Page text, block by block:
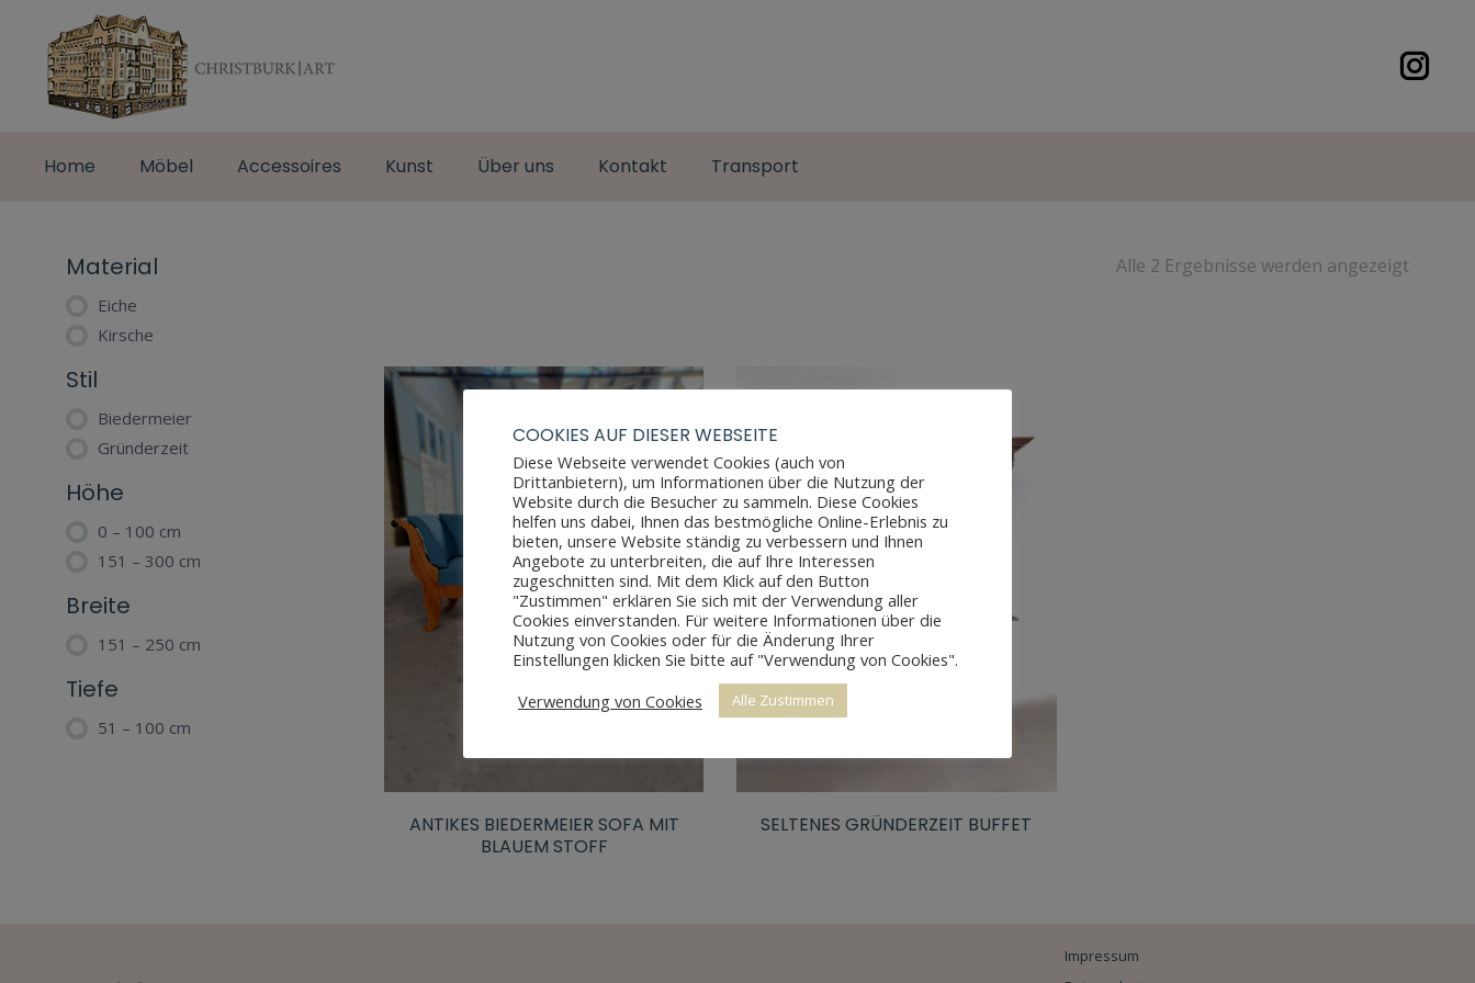
Home Möbel Accessoires Kunst Über uns Kontakt Transport
Alle 2 Ergebnisse werden angezeigt
ANTIKES BIEDERMEIER SOFA MIT
BLAUEM STOFF
SELTENES GRÜNDERZEIT BUFFET
Material
Eiche
Kirsche
Stil
Biedermeier
Gründerzeit
Höhe
0 – 100 cm
151 – 300 cm
Breite
151 – 250 cm
Tiefe
51 – 100 cm
Impressum
COOKIES AUF DIESER WEBSEITE
Diese Webseite verwendet Cookies (auch von
Drittanbietern), um Informationen über die Nutzung der
Website durch die Besucher zu sammeln. Diese Cookies
helfen uns dabei, Ihnen das bestmögliche Online-Erlebnis zu
bieten, unsere Website ständig zu verbessern und Ihnen
Angebote zu unterbreiten, die auf Ihre Interessen
zugeschnitten sind. Mit dem Klick auf den Button
"Zustimmen" erklären Sie sich mit der Verwendung aller
Cookies einverstanden. Für weitere Informationen über die
Nutzung von Cookies oder für die Änderung Ihrer
Einstellungen klicken Sie bitte auf "Verwendung von Cookies".
Verwendung von Cookies
Alle Zustimmen